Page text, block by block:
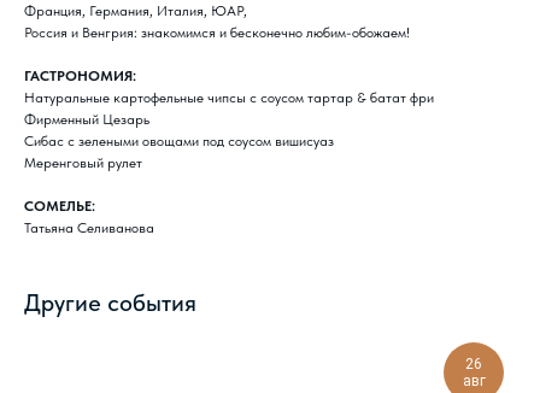
Франция, Германия, Италия, ЮАР,
Россия и Венгрия: знакомимся и бесконечно любим-обожаем!
ГАСТРОНОМИЯ:
Натуральные картофельные чипсы с соусом тартар & батат фри
Фирменный Цезарь
Сибас с зелеными овощами под соусом вишисуаз
Меренговый рулет
СОМЕЛЬЕ:
Татьяна Селиванова
Другие события
26
авг